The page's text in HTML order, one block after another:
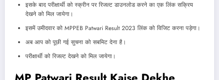
इसके बाद परीक्षार्थी को स्क्रीन पर रिजल्ट डाउनलोड करने का एक लिंक सक्रिय
देखने को मिल जायेगा।
इसमें उमीदवार को MPPEB Patwari Result 2023 लिंक को विजिट करना पड़ेगा।
अब आप को पूछी गई सुचना को सबमिट देना है।
परीक्षार्थी को रिजल्ट देखने को मिल जायेगा।